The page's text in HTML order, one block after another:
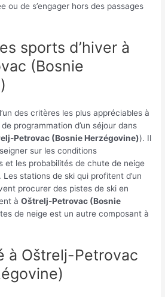
ou de s’engager hors des passages
sports d’hiver à
(Bosnie
des critères les plus appréciables à
programmation d’un séjour dans
Petrovac (Bosnie Herzégovine)). Il
sur les conditions
et les probabilités de chute de neige
stations de ski qui profitent d’un
procurer des pistes de ski en
àOštrelj-Petrovac (Bosnie
de neige est un autre composant à
à Oštrelj-Petrovac